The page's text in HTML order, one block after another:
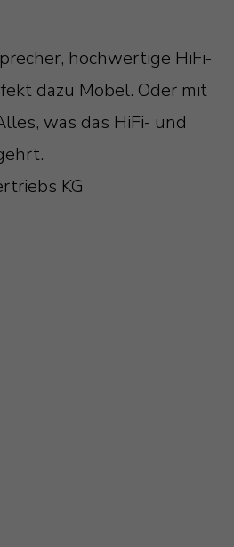
hochwertige HiFi-
dazu Möbel. Oder mit
was das HiFi- und
KG